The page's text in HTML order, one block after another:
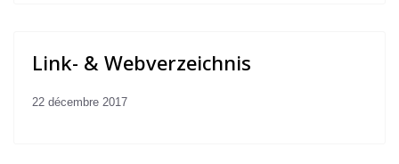
Link- & Webverzeichnis
22 décembre 2017